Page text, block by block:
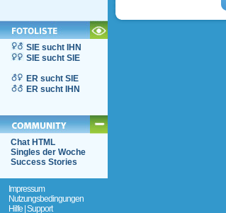
SIE sucht IHN
SIE sucht SIE
ER sucht SIE
ER sucht IHN
Chat HTML
Singles der Woche
Success Stories
Impressum
Nutzungsbedingungen
Hilfe | Support